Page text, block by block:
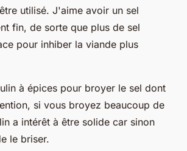
utilisé. J'aime avoir un sel
fin, de sorte que plus de sel
pour inhiber la viande plus
à épices pour broyer le sel dont
si vous broyez beaucoup de
a intérêt à être solide car sinon
le briser.